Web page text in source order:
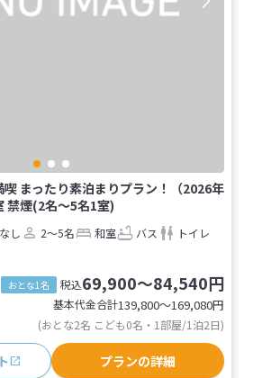
まったり素泊まりプラン！（2026年
禁煙(2名～5名1室)
し 2～5名 和室 バス
トイレ
おとな1名 税込69,900～84,540円
基本代金合計139,800〜169,080円
(おとな2名 こども0名・1部屋/1泊2日)
プランの詳細